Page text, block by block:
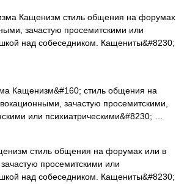
Кащенизм стиль общения на форумах
зачастую просемитскими или
над собеседником. Кащениты&#8230;
Кащенизм&#160; стиль общения на
зачастую просемитскими,
или психиатрическими&#8230; …
стиль общения на форумах или в
просемитскими или
над собеседником. Кащениты&#8230;